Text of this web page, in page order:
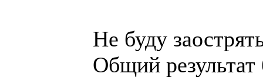
Не буду
Общий